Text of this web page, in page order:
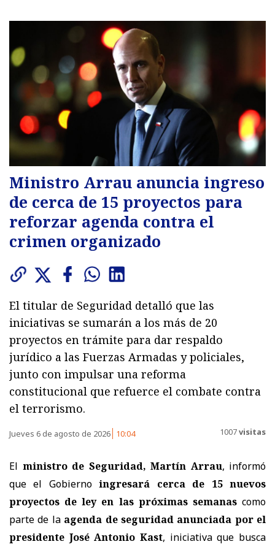
Ministro Arrau anuncia ingreso
de cerca de 15 proyectos para
reforzar agenda contra el
crimen organizado
El titular de Seguridad detalló que las
iniciativas se sumarán a los más de 20
proyectos en trámite para dar respaldo
jurídico a las Fuerzas Armadas y policiales,
junto con impulsar una reforma
constitucional que refuerce el combate contra
el terrorismo.
Jueves 6 de agosto de 2026 10:04 1007visitas
El ministro de Seguridad, Martín Arrau, informó
que el Gobiernoingresará cerca de 15 nuevos
proyectos de ley en las próximas semanascomo
parte de la agenda de seguridad anunciada por el
presidente José Antonio Kast, iniciativa que busca